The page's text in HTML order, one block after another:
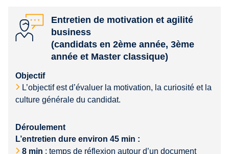
Entretien de motivation et agilité
business
(candidats en 2ème année, 3ème
année et Master classique)
Objectif
L’objectif est d’évaluer la motivation, la curiosité et la
culture générale du candidat.
Déroulement
L’entretien dure environ 45 min :
8 min : temps de réflexion autour d’un document